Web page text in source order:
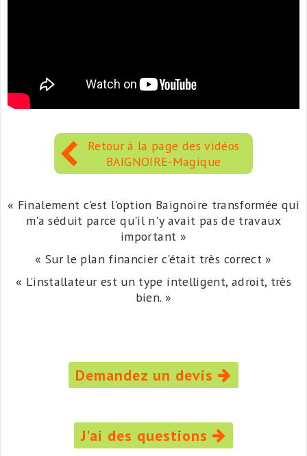
Retour à la page des vidéos
BAIGNOIRE-Magique
« Finalement c'est l'option Baignoire transformée qui
m'a séduit parce qu'il n'y avait pas de travaux
important »
« Sur le plan financier c'était très correct »
« L’installateur est un type intelligent, adroit, très
bien. »
Demandez un devis
J'ai des questions